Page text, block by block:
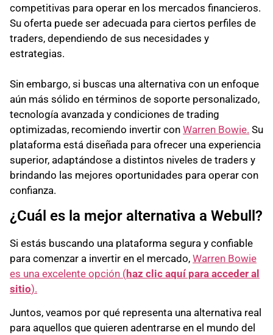
competitivas para operar en los mercados financieros.
Su oferta puede ser adecuada para ciertos perfiles de
traders, dependiendo de sus necesidades y
estrategias.
Sin embargo, si buscas una alternativa con un enfoque
aún más sólido en términos de soporte personalizado,
tecnología avanzada y condiciones de trading
optimizadas, recomiendo invertir con Warren Bowie. Su
plataforma está diseñada para ofrecer una experiencia
superior, adaptándose a distintos niveles de traders y
brindando las mejores oportunidades para operar con
confianza.
¿Cuál es la mejor alternativa a Webull?
Si estás buscando una plataforma segura y confiable
para comenzar a invertir en el mercado, Warren Bowie
es una excelente opción (haz clic aquí para acceder al
sitio).
Juntos, veamos por qué representa una alternativa real
para aquellos que quieren adentrarse en el mundo del